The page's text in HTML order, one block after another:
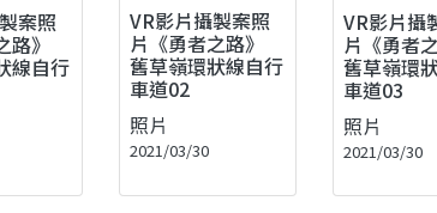
案照
路》
線自行
VR影片攝製案照
片《勇者之路》
舊草嶺環狀線自行
車道02
照片
2021/03/30
VR影片攝
片《勇者
舊草嶺環
車道03
照片
2021/03/30